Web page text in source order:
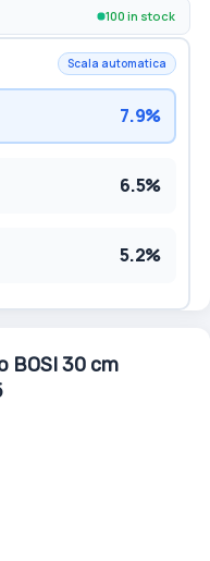
100 in stock
Scala automatica
7.9%
6.5%
5.2%
BOSI 30 cm